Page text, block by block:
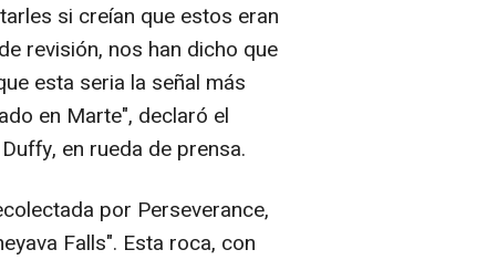
si creían que estos eran
revisión, nos han dicho que
esta seria la señal más
en Marte", declaró el
en rueda de prensa.
por Perseverance,
Falls". Esta roca, con